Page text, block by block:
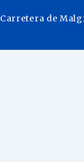
Carretera de